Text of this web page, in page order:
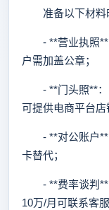
准备以下材料
- **营业执照**
户需加盖公章；
- **门头照**：
可提供电商平台店
- **对公账户**
卡替代；
- **费率谈判**
10万/月可联系客服